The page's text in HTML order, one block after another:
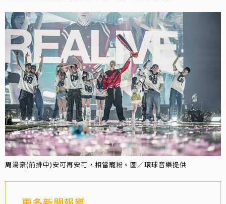
周湯豪(前排中)安可再安可，相當寵粉。圖／環球音樂提供